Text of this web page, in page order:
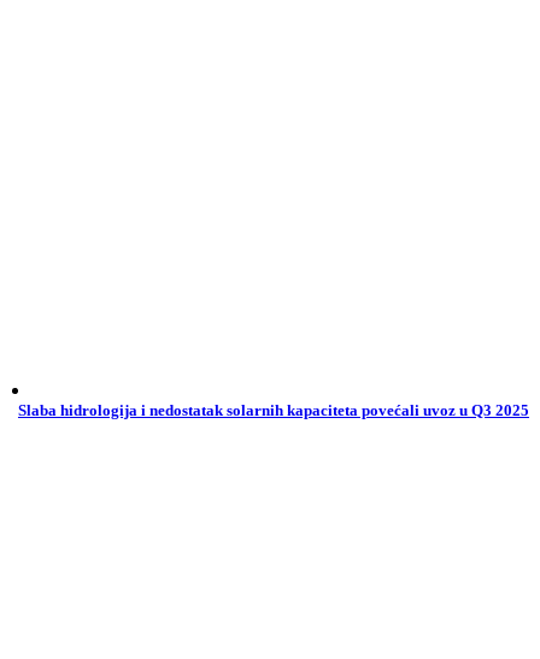
Slaba hidrologija i nedostatak solarnih kapaciteta povećali uvoz u Q3 2025